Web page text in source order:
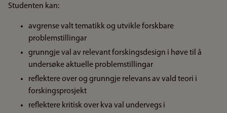
Studenten kan:
avgrense valt tematikk og utvikle forskbare
problemstillingar
grunngje val av relevant forskingsdesign i høve til å
undersøke aktuelle problemstillingar
reflektere over og grunngje relevans av vald teori i
forskingsprosjekt
reflektere kritisk over kva val undervegs i